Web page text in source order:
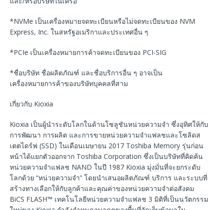
*NVMe เป็นเครื่องหมายจดทะเบียนหรือไม่จดทะเบียนของ NVM
Express, Inc. ในสหรัฐอเมริกาและประเทศอื่น ๆ
*PCIe เป็นเครื่องหมายการค้าจดทะเบียนของ PCI-SIG
*ชื่อบริษัท ชื่อผลิตภัณฑ์ และชื่อบริการอื่น ๆ อาจเป็น
เครื่องหมายการค้าของบริษัทบุคคลที่สาม
เกี่ยวกับ Kioxia
Kioxia เป็นผู้นำระดับโลกในด้านโซลูชันหน่วยความจำ ซึ่งอุทิศให้กับ
การพัฒนา การผลิต และการขายหน่วยความจำแฟลชและโซลิดส
เตตไดร์ฟ (SSD) ในเดือนเมษายน 2017 Toshiba Memory รุ่นก่อน
หน้าได้แยกตัวออกจาก Toshiba Corporation ซึ่งเป็นบริษัทที่คิดค้น
หน่วยความจำแฟลช NAND ในปี 1987 Kioxia มุ่งมั่นที่จะยกระดับ
โลกด้วย “หน่วยความจำ” โดยนำเสนอผลิตภัณฑ์ บริการ และระบบที่
สร้างทางเลือกให้กับลูกค้าและคุณค่าของหน่วยความจำต่อสังคม
BiCS FLASH™ เทคโนโลยีหน่วยความจำแฟลช 3 มิติที่เป็นนวัตกรรม